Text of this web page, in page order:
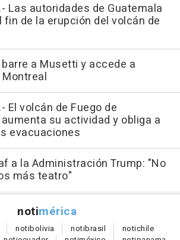
Las autoridades de Guatemala
fin de la erupción del volcán de
a Musetti y accede a
El volcán de Fuego de
su actividad y obliga a
evacuaciones
a la Administración Trump: "No
más teatro"
notimérica
notibolivia notibrasil notichile